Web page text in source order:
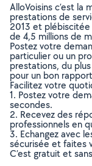
AlloVoisins c’est la
prestations de
2013 et plébiscitée
de 4,5 millions de
Postez votre
particulier ou un
prestations, du
pour un bon
Facilitez votre
1. Postez votre
secondes.
2. Recevez des
professionnels en
3. Echangez avec
sécurisée et faites
C’est gratuit et